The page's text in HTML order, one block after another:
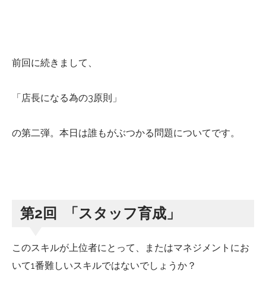
前回に続きまして、
「店長になる為の3原則」
の第二弾。本日は誰もがぶつかる問題についてです。
第2回 「スタッフ育成」
このスキルが上位者にとって、またはマネジメントにお
いて1番難しいスキルではないでしょうか？